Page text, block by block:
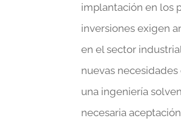
implantación en los
inversiones exigen
en el sector
nuevas
una ingeniería
necesaria